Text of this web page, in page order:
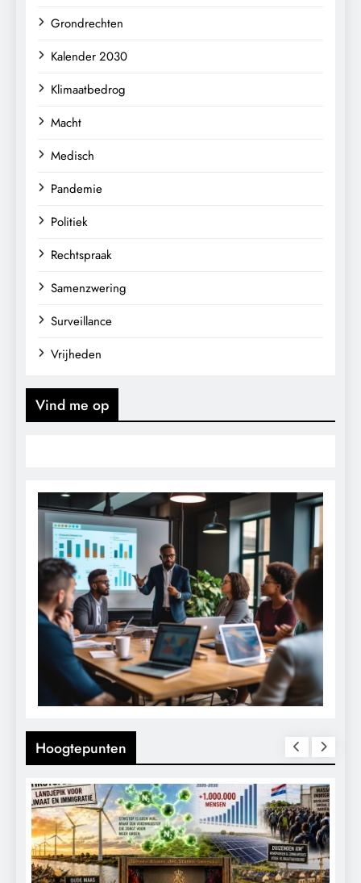
Grondrechten
Kalender 2030
Klimaatbedrog
Macht
Medisch
Pandemie
Politiek
Rechtspraak
Samenzwering
Surveillance
Vrijheden
Vind me op
Hoogtepunten